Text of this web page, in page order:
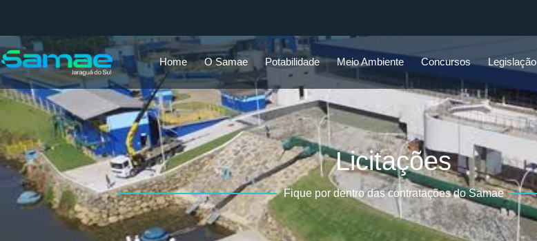
Home O Samae Potabilidade Meio Ambiente Concursos Legislação
Licitações
Fique por dentro das contratações do Samae